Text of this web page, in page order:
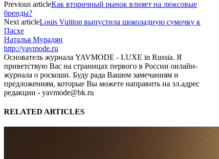
Previous articleКак вторичный рынок влияет на люксовые
бренды?
Next articleLouis Vuitton выпустила шоколадную сумочку к
Пасхе
Наталья Мурадян
http://yavmode.ru
Основатель журнала YAVMODE - LUXE in Russia. Я
приветствую Вас на страницах первого в России онлайн-
журнала о роскоши. Буду рада Вашим замечаниям и
предложениям, которые Вы можете направить на эл.адрес
редакции - yavmode@bk.ru
RELATED ARTICLES